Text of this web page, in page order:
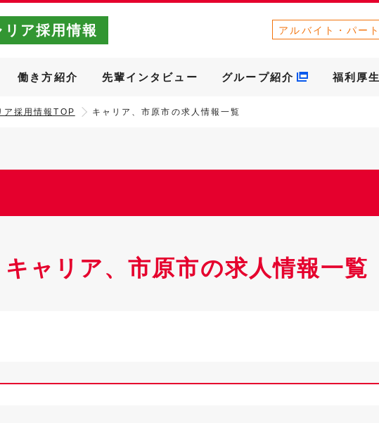
リア採用情報 アルバイト・パート
働き方紹介 先輩インタビュー グループ紹介 福利厚生
ア採用情報TOP キャリア、市原市の求人情報一覧
キャリア、市原市の求人情報一覧